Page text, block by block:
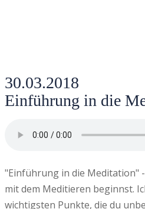
30.03.2018
Einführung in die
"Einführung in die Meditation"
mit dem Meditieren beginnst.
wichtigsten Punkte, die du